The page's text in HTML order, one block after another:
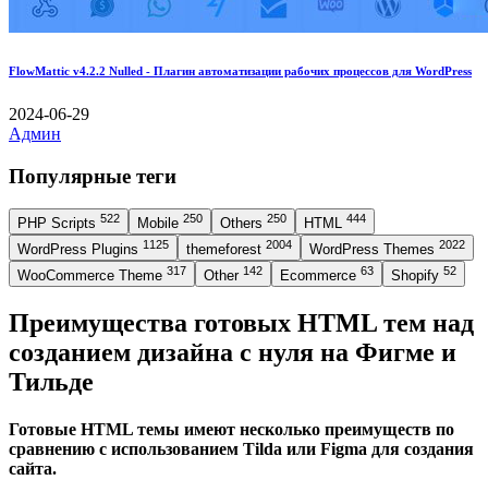
FlowMattic v4.2.2 Nulled - Плагин автоматизации рабочих процессов для WordPress
2024-06-29
Админ
Популярные теги
PHP Scripts 522 Mobile 250 Others 250 HTML 444
WordPress Plugins 1125 themeforest 2004 WordPress Themes 2022
WooCommerce Theme 317 Other 142 Ecommerce 63 Shopify 52
Преимущества готовых HTML тем над
созданием дизайна с нуля на Фигме и
Тильде
Готовые HTML темы имеют несколько преимуществ по
сравнению с использованием Tilda или Figma для создания
сайта.